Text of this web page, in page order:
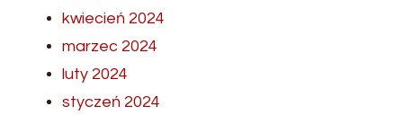
kwiecień 2024
marzec 2024
luty 2024
styczeń 2024